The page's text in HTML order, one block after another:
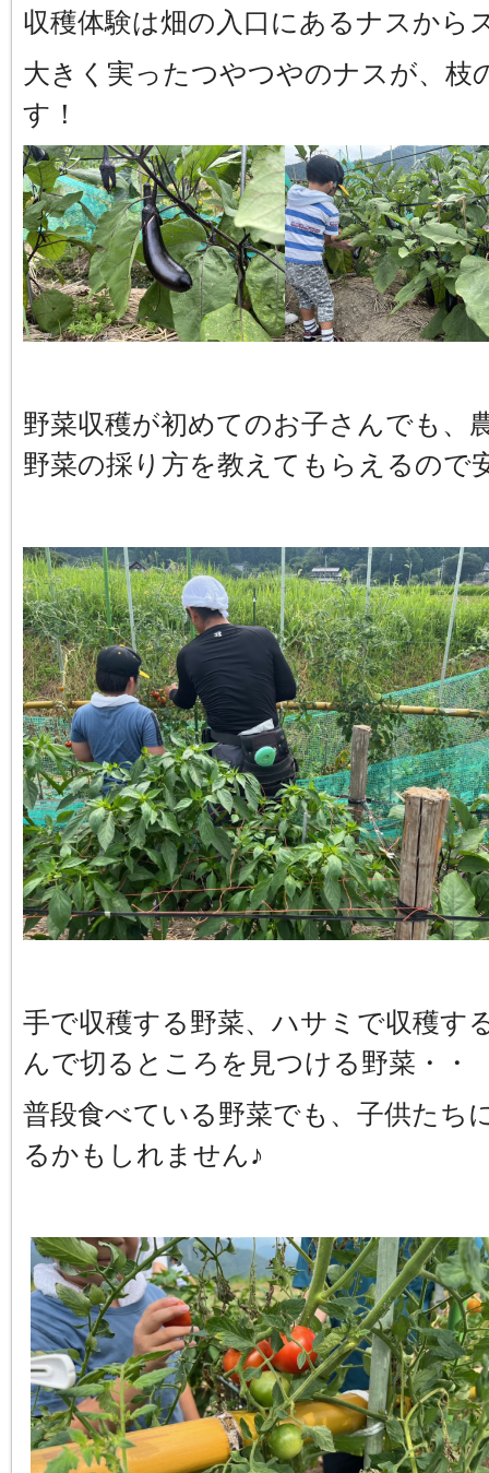
収穫体験は畑の入口にあるナスから
大きく実ったつやつやのナスが、枝
す！
野菜収穫が初めてのお子さんでも、
野菜の採り方を教えてもらえるので
手で収穫する野菜、ハサミで収穫す
んで切るところを見つける野菜・・
普段食べている野菜でも、子供たち
るかもしれません♪